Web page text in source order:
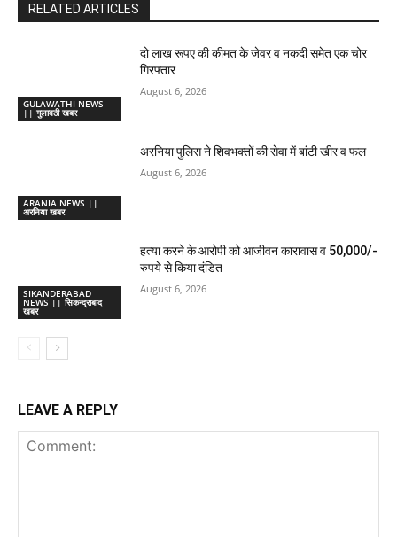
RELATED ARTICLES
GULAWATHI NEWS
|| गुलावठी खबर
दो लाख रूपए की कीमत के जेवर व नकदी समेत एक चोर
गिरफ्तार
August 6, 2026
ARANIA NEWS ||
अरनिया खबर
अरनिया पुलिस ने शिवभक्तों की सेवा में बांटी खीर व फल
August 6, 2026
SIKANDERABAD
NEWS || सिकन्द्राबाद
खबर
हत्या करने के आरोपी को आजीवन कारावास व 50,000/-
रुपये से किया दंडित
August 6, 2026
LEAVE A REPLY